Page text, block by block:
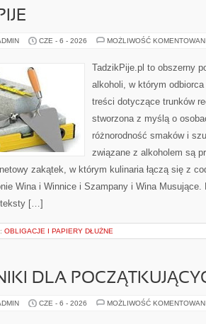
CZE - 6 - 2026 MOŻLIWOŚĆ
TadzikPije.pl to obszerny
alkoholi, w którym
treści dotyczące trunków
stworzona z myślą o
różnorodność smaków i
związane z alkoholem są
zakątek, w którym kulinaria łączą się z
Wina i Winnice i Szampany i Wina Musujące.
teksty […]
OBLIGACJE I PAPIERY DŁUŻNE
DLA
CZE - 6 - 2026 MOŻLIWOŚĆ